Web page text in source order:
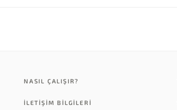
NASIL ÇALIŞIR?
İLETİŞİM BİLGİLERİ